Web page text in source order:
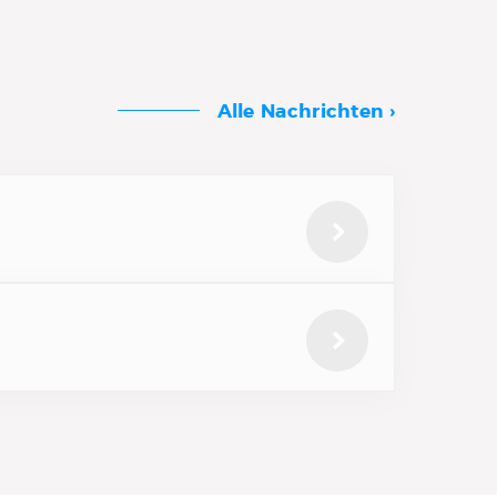
Alle Nachrichten ›